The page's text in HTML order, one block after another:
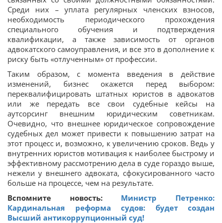
Среди них – уплата регулярных членских взносов,
необходимость периодического прохождения
специального обучения и подтверждения
квалификации, а также зависимость от органов
адвокатского самоуправления, и все это в дополнение к
риску быть «отлученным» от профессии.
Таким образом, с момента введения в действие
изменений, бизнес окажется перед выбором:
переквалифицировать штатных юристов в адвокатов
или же передать все свои судебные кейсы на
аутсорсинг внешним юридическим советникам.
Очевидно, что внешнее юридическое сопровождение
судебных дел может привести к повышению затрат на
этот процесс и, возможно, к увеличению сроков. Ведь у
внутренних юристов мотивация к наиболее быстрому и
эффективному рассмотрению дела в суде гораздо выше,
нежели у внешнего адвоката, сфокусированного часто
больше на процессе, чем на результате.
Вспомните новость: Министр Петренко:
Кардинальная реформа судов: будет создан
Высший антикоррупционный суд!